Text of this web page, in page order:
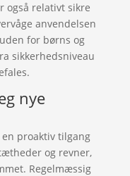
også relativt sikre
anvendelsen
for børns og
sikkerhedsniveau
nye
proaktiv tilgang
og revner,
Regelmæssig